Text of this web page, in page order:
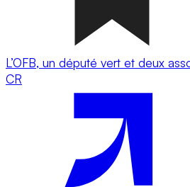
L’OFB, un député vert et deux
CR